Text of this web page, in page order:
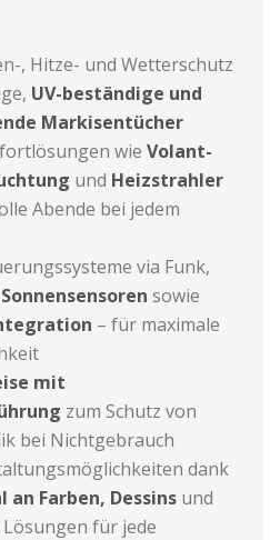
, Hitze- und Wetterschutz
UV-beständige und
Markisentücher
wie Volant-
und Heizstrahler
Abende bei jedem
via Funk,
sowie
– für maximale
mit
zum Schutz von
bei Nichtgebrauch
dank
an Farben, Dessinsund
für jede